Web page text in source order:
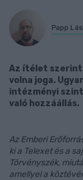
Papp
Az ítélet szerint
volna joga.
intézményi
való hozzáállás.
Az Emberi
ki a Telexet és a
Törvényszék,
amellyel a